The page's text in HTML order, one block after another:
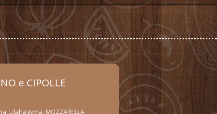
e CIPOLLE
Lilahagyma, MOZZARELLA,